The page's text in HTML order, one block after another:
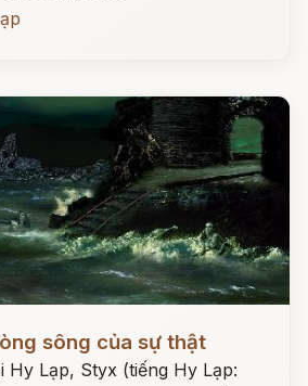
sông của sự thật
Hy Lạp, Styx (tiếng Hy Lạp: